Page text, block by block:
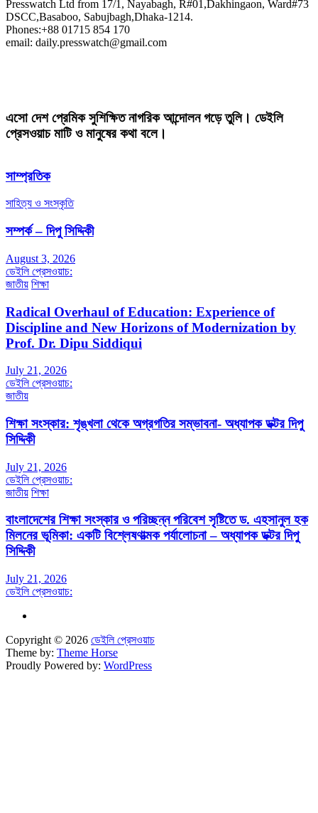
Presswatch Ltd from 17/1, Nayabagh, R#01,Dakhingaon, Ward#73
DSCC,Basaboo, Sabujbagh,Dhaka-1214.
Phones:+88 01715 854 170
email: daily.presswatch@gmail.com
এসো দেশ প্রেমিক সুশিক্ষিত নাগরিক আন্দোলন গড়ে তুলি। ডেইলি
প্রেসওয়াচ মাটি ও মানুষের কথা বলে।
সাম্প্রতিক
সাহিত্য ও সংস্কৃতি
সম্পর্ক – দিপু সিদ্দিকী
August 3, 2026
ডেইলি প্রেসওয়াচ:
জাতীয় শিক্ষা
Radical Overhaul of Education: Experience of
Discipline and New Horizons of Modernization by
Prof. Dr. Dipu Siddiqui
July 21, 2026
ডেইলি প্রেসওয়াচ:
জাতীয়
শিক্ষা সংস্কার: শৃঙ্খলা থেকে অগ্রগতির সম্ভাবনা- অধ্যাপক ডক্টর দিপু
সিদ্দিকী
July 21, 2026
ডেইলি প্রেসওয়াচ:
জাতীয় শিক্ষা
বাংলাদেশের শিক্ষা সংস্কার ও পরিচ্ছন্ন পরিবেশ সৃষ্টিতে ড. এহসানুল হক
মিলনের ভূমিকা: একটি বিশ্লেষণাত্মক পর্যালোচনা – অধ্যাপক ডক্টর দিপু
সিদ্দিকী
July 21, 2026
ডেইলি প্রেসওয়াচ:
Copyright © 2026 ডেইলি প্রেসওয়াচ
Theme by: Theme Horse
Proudly Powered by: WordPress